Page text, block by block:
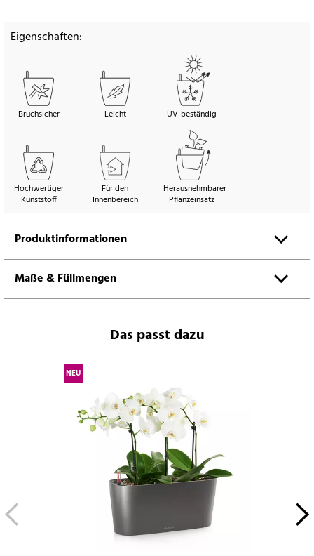
Eigenschaften:
Bruchsicher Leicht UV-beständig
Hochwertiger
Kunststoff
Für den
Innenbereich
Herausnehmbarer
Pflanzeinsatz
Produktinformationen
Maße & Füllmengen
Das passt dazu
NEU